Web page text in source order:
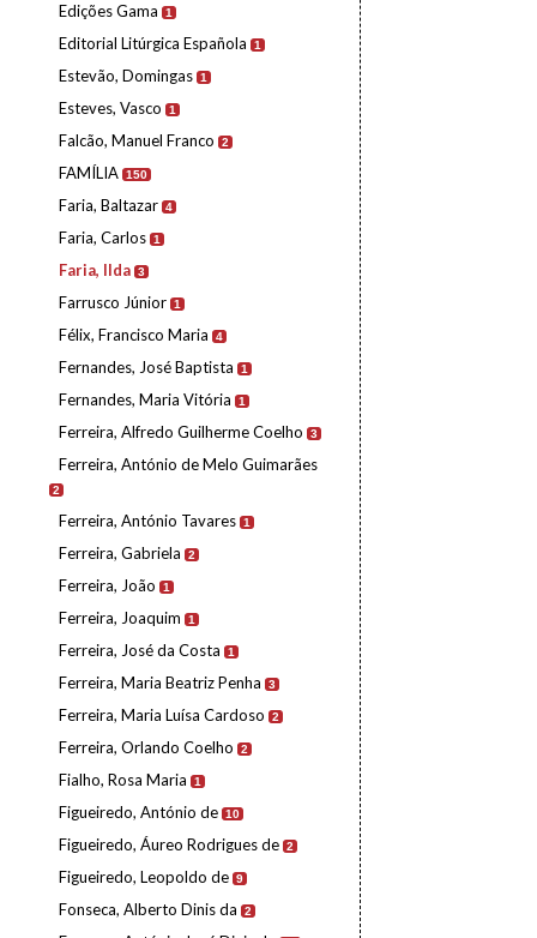
Edições Gama 1
Editorial Litúrgica Española 1
Estevão, Domingas 1
Esteves, Vasco 1
Falcão, Manuel Franco 2
FAMÍLIA 150
Faria, Baltazar 4
Faria, Carlos 1
Faria, Ilda 3
Farrusco Júnior 1
Félix, Francisco Maria 4
Fernandes, José Baptista 1
Fernandes, Maria Vitória 1
Ferreira, Alfredo Guilherme Coelho 3
Ferreira, António de Melo Guimarães
2
Ferreira, António Tavares 1
Ferreira, Gabriela 2
Ferreira, João 1
Ferreira, Joaquim 1
Ferreira, José da Costa 1
Ferreira, Maria Beatriz Penha 3
Ferreira, Maria Luísa Cardoso 2
Ferreira, Orlando Coelho 2
Fialho, Rosa Maria 1
Figueiredo, António de 10
Figueiredo, Áureo Rodrigues de 2
Figueiredo, Leopoldo de 9
Fonseca, Alberto Dinis da 2